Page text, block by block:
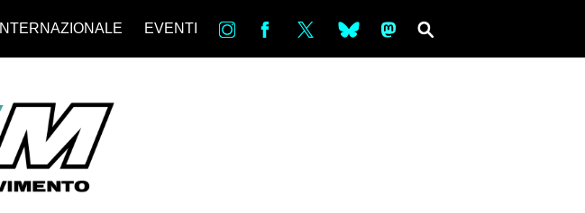
INTERNAZIONALE EVENTI in bsky ms